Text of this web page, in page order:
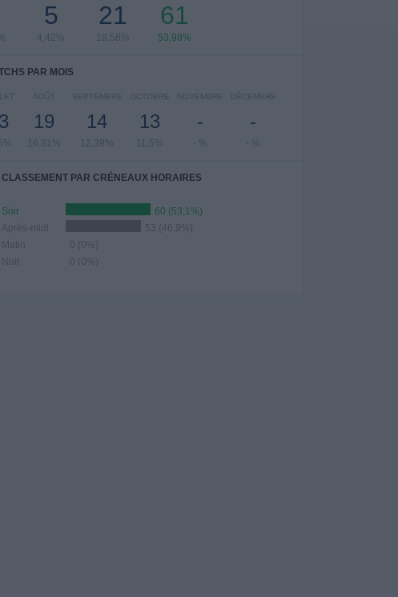
5
4,42%
21
18,58%
61
53,98%
PAR MOIS
AOÛT
19
16,81%
SEPTEMBRE
14
12,39%
OCTOBRE
13
11,5%
NOVEMBRE
-
- %
DÉCEMBRE
-
- %
CLASSEMENT PAR CRÉNEAUX HORAIRES
Soir
60 (53,1%)
Après-midi
53 (46,9%)
Matin
0 (0%)
Nuit
0 (0%)